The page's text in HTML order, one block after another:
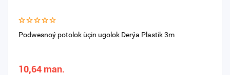
Podwesnoý potolok üçin ugolok Derýa Plastik 3m
10,64 man.